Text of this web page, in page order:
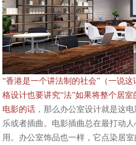
“香港是一个讲法制的社会”（一说
格设计也要讲究“法”如果将整个居
电影的话 ，那么办公室设计就
乐或者插曲。电影插曲总在最打动人
用。办公室饰品也一样，它点染居